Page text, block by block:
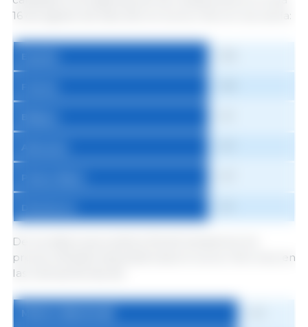
16 de agosto de este año en euros / kilo en vivo sería:
De los datos que publica 3tres3 extraemos los
precios oficiales (equivalencias en euros / kilo vivo) en
las mismas fechas de: